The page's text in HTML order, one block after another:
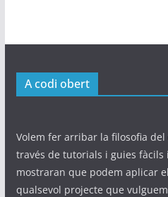
A codi obert
Volem fer arribar la filosofia
través de tutorials i guies
mostraran que podem aplicar
qualsevol projecte que